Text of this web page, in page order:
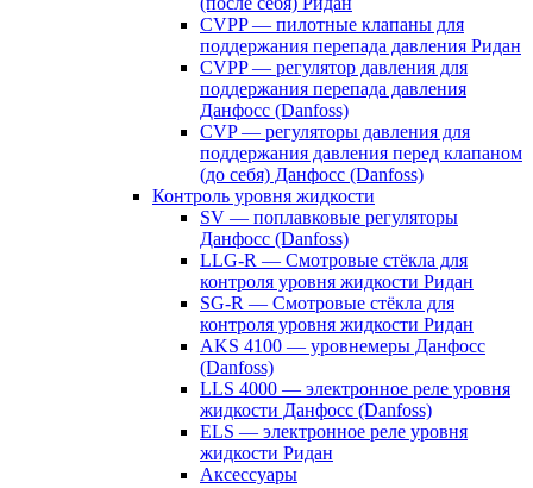
CVPP — пилотные клапаны для
поддержания перепада давления Ридан
CVPP — регулятор давления для
поддержания перепада давления
Данфосс (Danfoss)
CVP — регуляторы давления для
поддержания давления перед клапаном
(до себя) Данфосс (Danfoss)
Контроль уровня жидкости
SV — поплавковые регуляторы
Данфосс (Danfoss)
LLG-R — Смотровые стёкла для
контроля уровня жидкости Ридан
SG-R — Смотровые стёкла для
контроля уровня жидкости Ридан
AKS 4100 — уровнемеры Данфосс
(Danfoss)
LLS 4000 — электронное реле уровня
жидкости Данфосс (Danfoss)
ELS — электронное реле уровня
жидкости Ридан
Аксессуары